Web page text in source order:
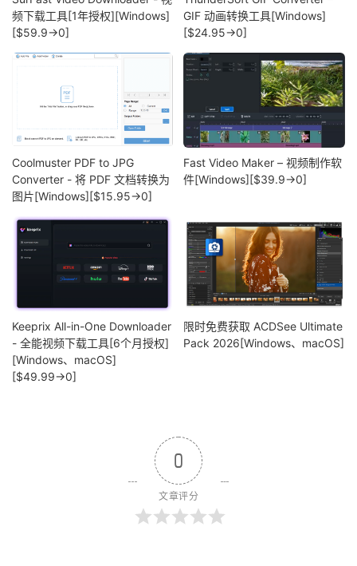
频下载工具[1年授权][Windows]
[$59.9→0]
GIF 动画转换工具[Windows]
[$24.95→0]
Coolmuster PDF to JPG
Converter - 将 PDF 文档转换为
图片[Windows][$15.95→0]
Fast Video Maker – 视频制作软
件[Windows][$39.9→0]
Keeprix All-in-One Downloader
- 全能视频下载工具[6个月授权]
[Windows、macOS]
[$49.99→0]
限时免费获取 ACDSee Ultimate
Pack 2026[Windows、macOS]
0
文章评分